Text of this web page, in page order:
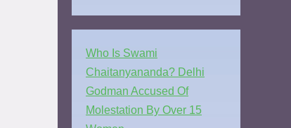
Who Is Swami
Chaitanyananda? Delhi
Godman Accused Of
Molestation By Over 15